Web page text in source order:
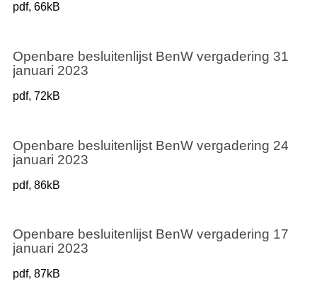
pdf, 66kB
Openbare besluitenlijst BenW vergadering 31
januari 2023
pdf, 72kB
Openbare besluitenlijst BenW vergadering 24
januari 2023
pdf, 86kB
Openbare besluitenlijst BenW vergadering 17
januari 2023
pdf, 87kB